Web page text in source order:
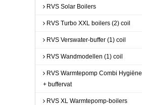
RVS Solar Boilers
RVS Turbo XXL boilers (2) coil
RVS Verswater-buffer (1) coil
RVS Wandmodellen (1) coil
RVS Warmtepomp Combi Hygiëne
+ buffervat
RVS XL Warmtepomp-boilers